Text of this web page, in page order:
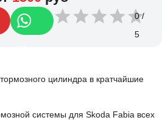
0
цилиндра в кратчайшие
системы для Skoda Fabia всех